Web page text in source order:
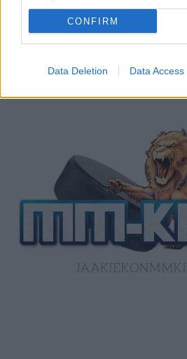
CONFIRM
Data Deletion Data Access
Kanada – USA klo
ottelun ilmaiseksi